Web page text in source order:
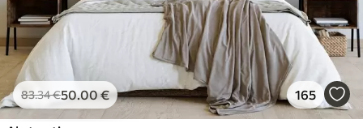
83.34€50.00€ 165